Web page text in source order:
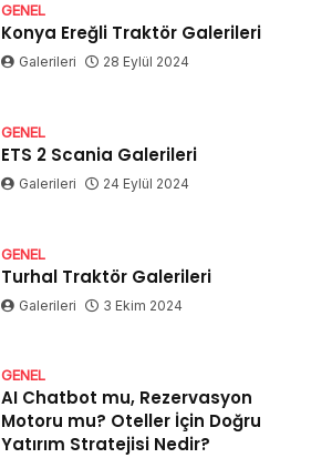
GENEL
Konya Ereğli Traktör Galerileri
Galerileri 28 Eylül 2024
GENEL
ETS 2 Scania Galerileri
Galerileri 24 Eylül 2024
GENEL
Turhal Traktör Galerileri
Galerileri 3 Ekim 2024
GENEL
AI Chatbot mu, Rezervasyon
Motoru mu? Oteller İçin Doğru
Yatırım Stratejisi Nedir?